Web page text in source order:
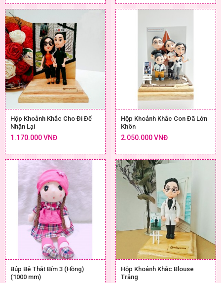
Hộp Khoảnh Khắc Cho Đi Để
Nhận Lại
1.170.000 VNĐ
Hộp Khoảnh Khắc Con Đã Lớn
Khôn
2.050.000 VNĐ
Búp Bê Thắt Bím 3 (Hồng)
(1000 mm)
Hộp Khoảnh Khắc Blouse
Trắng